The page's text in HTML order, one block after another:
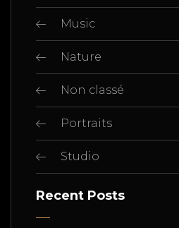
Music
Nature
Non classé
Portraits
Studio
Recent Posts